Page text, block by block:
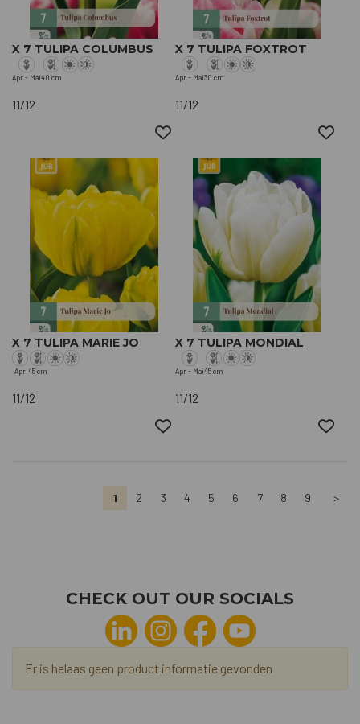
X 7 TULIPA COLUMBUS
Apr - Mai40 cm
11/12
X 7 TULIPA FOXTROT
Apr - Mai30 cm
11/12
X 7 TULIPA MARIE JO
Apr 45 cm
11/12
X 7 TULIPA MONDIAL
Apr - Mai45 cm
11/12
1 2 3 4 5 6 7 8 9 >
CHECK OUT OUR SOCIALS
Er is helaas geen product informatie gevonden